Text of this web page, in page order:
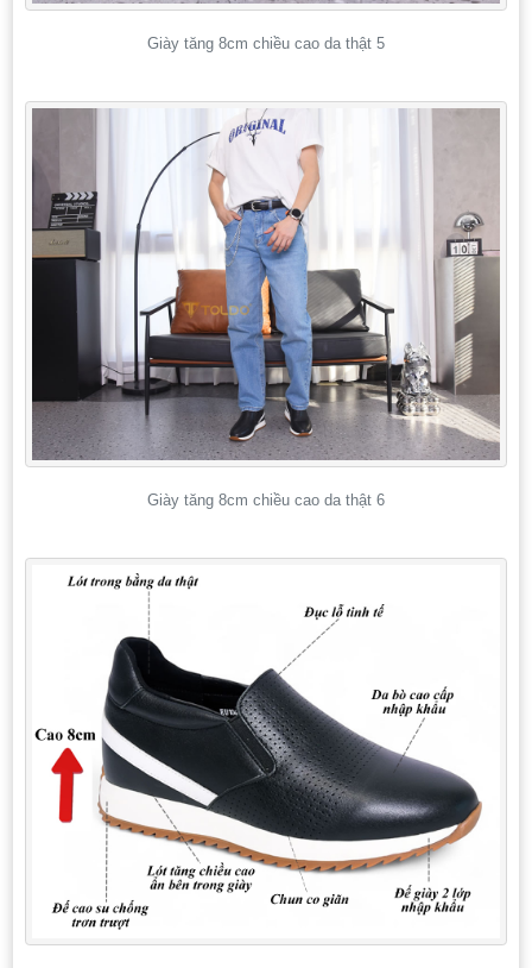
Giày tăng 8cm chiều cao da thật 5
Giày tăng 8cm chiều cao da thật 6